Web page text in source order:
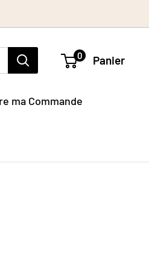
0 Panier
ma Commande